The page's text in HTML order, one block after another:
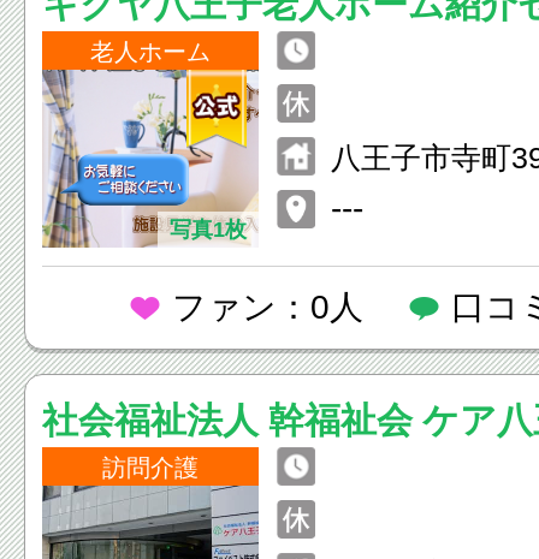
老人ホーム
写真1枚
八王子市寺町
---
ファン：0人 口コ
社会福祉法人 幹福祉会 ケア
訪問介護